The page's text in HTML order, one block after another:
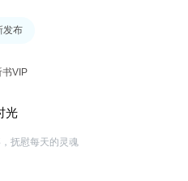
发布
书VIP
光
抚慰每天的灵魂